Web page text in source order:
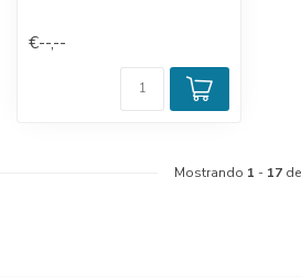
€--,--
Mostrando 1 - 17